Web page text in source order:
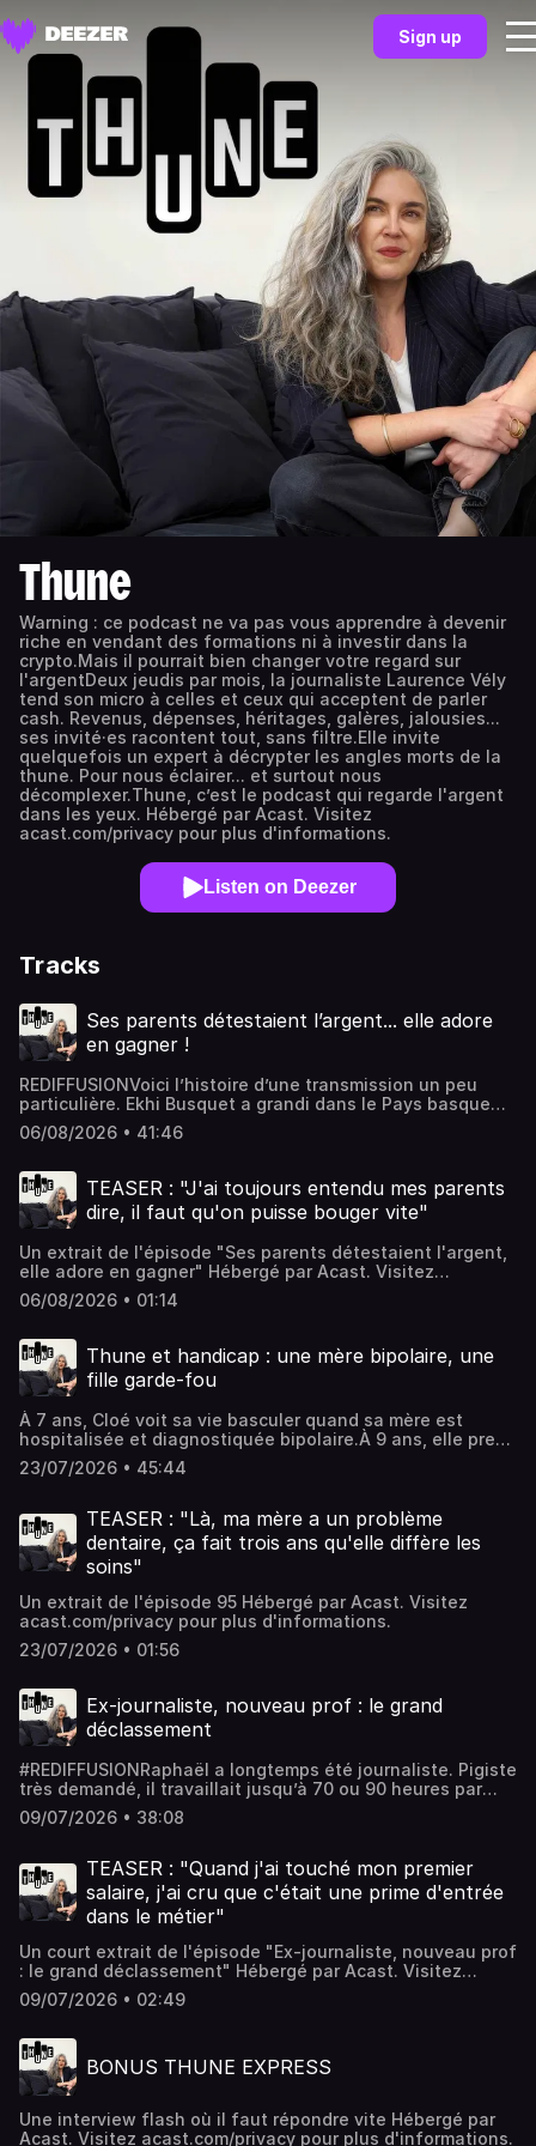
Sign up
Thune
Warning : ce podcast ne va pas vous apprendre à devenir
riche en vendant des formations ni à investir dans la
crypto.Mais il pourrait bien changer votre regard sur
l'argentDeux jeudis par mois, la journaliste Laurence Vély
tend son micro à celles et ceux qui acceptent de parler
cash. Revenus, dépenses, héritages, galères, jalousies...
ses invité·es racontent tout, sans filtre.Elle invite
quelquefois un expert à décrypter les angles morts de la
thune. Pour nous éclairer... et surtout nous
décomplexer.Thune, c’est le podcast qui regarde l'argent
dans les yeux. Hébergé par Acast. Visitez
acast.com/privacy pour plus d'informations.
Listen on Deezer
Tracks
Ses parents détestaient l’argent... elle adore
en gagner !
REDIFFUSIONVoici l’histoire d’une transmission un peu
particulière. Ekhi Busquet a grandi dans le Pays basque
avec des parents anarchistes, méfiants envers l’argent,
réfractaires à la propriété, convaincus que la liberté valait
bouger vite, ne pas trop s’attacher, ne pas trop posséder,
ne pas trop dépendre du système. L’argent est regardé
comme un piège, la sécurité comme une forme de
système, ce n’est pas vraiment pour elle. Aujourd’hui, elle
est designeuse et décoratrice d’intérieur, entre Paris et
Marseille. Elle travaille avec les lieux, les matières, les
beaux objets, parfois le luxe. Autrement dit, tout ce que
Laurence VélyMontage : Frédéric Fortuny👉 Suivez Thune
sur Instagram❤️ Vous êtes 146 à contribuer à la
fabrication de Thune. Merci de rejoindre nos donateurs
pour participer au développement de Thune Hébergé par
Acast. Visitez acast.com/privacy pour plus d'informations.
06/08/2026 • 41:46
TEASER : "J'ai toujours entendu mes parents
dire, il faut qu'on puisse bouger vite"
Un extrait de l'épisode "Ses parents détestaient l'argent,
elle adore en gagner" Hébergé par Acast. Visitez
acast.com/privacy pour plus d'informations.
06/08/2026 • 01:14
Thune et handicap : une mère bipolaire, une
fille garde-fou
À 7 ans, Cloé voit sa vie basculer quand sa mère est
hospitalisée et diagnostiquée bipolaire.À 9 ans, elle prend
déjà le bus seule avec sa petite sœur et calcule le budget
des vacances.Aujourd’hui, Cloé est toujours là pour sa
dérapages et l’aide à organiser son budget, en essayant
de ne jamais lui confisquer son autonomie. Ensemble,
elles ont bricolé un système maison, à mi-chemin entre le
garde-fou financier et l’acte d’amour.Avertissement : cet
épisode aborde la bipolarité, l’hospitalisation
psychiatrique, la précarité et les difficultés liées à la
santé mentale.Interview : Laurence VélyMontage :
Frédéric Fortuny👉 Suivez Thune sur Instagram❤️ Vous
rejoindre nos donateurs pour participer au développement
de Thune Hébergé par Acast. Visitez acast.com/privacy
pour plus d'informations.
23/07/2026 • 45:44
TEASER : "Là, ma mère a un problème
dentaire, ça fait trois ans qu'elle diffère les
soins"
Un extrait de l'épisode 95 Hébergé par Acast. Visitez
acast.com/privacy pour plus d'informations.
23/07/2026 • 01:56
Ex-journaliste, nouveau prof : le grand
déclassement
#REDIFFUSIONRaphaël a longtemps été journaliste. Pigiste
très demandé, il travaillait jusqu’à 70 ou 90 heures par
semaine, pour une presse qui payait encore
correctement.Certains mois, il gagnait 5 000, 6 000, 8 000
presque rien. L’argent entrait, s’accumulait, remplissait
des comptes, des assurances-vie, un PEL, mais ne servait
pas vraiment à vivre.Aujourd’hui, Raphaël est professeur.
À son arrivée dans l’Éducation nationale, il déchante.Oui,
il aime transmettre. Mais il reste sonné par cette réalité :
un métier essentiel, épuisant, socialement utile, est
rémunéré comme si cette utilité ne valait presque
rien.Note : Cet épisode a été enregistré en 2022. Depuis,
sont multipliés, et le métier de journaliste s’est encore
fragilisé. Quatre ans plus tard, le récit de Raphaël résonne
comme le témoignage d’un monde du travail qui basculait
déjà.Interview : Laurence VélyMontage : Frédéric Fortuny
👉 Suivez Thune sur Instagram❤️ Vous êtes 146 à nous
soutenir sur Tipee. Vous pouvez devenir donateur pour
09/07/2026 • 38:08
TEASER : "Quand j'ai touché mon premier
salaire, j'ai cru que c'était une prime d'entrée
dans le métier"
Un court extrait de l'épisode "Ex-journaliste, nouveau prof
: le grand déclassement" Hébergé par Acast. Visitez
acast.com/privacy pour plus d'informations.
09/07/2026 • 02:49
BONUS THUNE EXPRESS
Une interview flash où il faut répondre vite Hébergé par
Acast. Visitez acast.com/privacy pour plus d'informations.